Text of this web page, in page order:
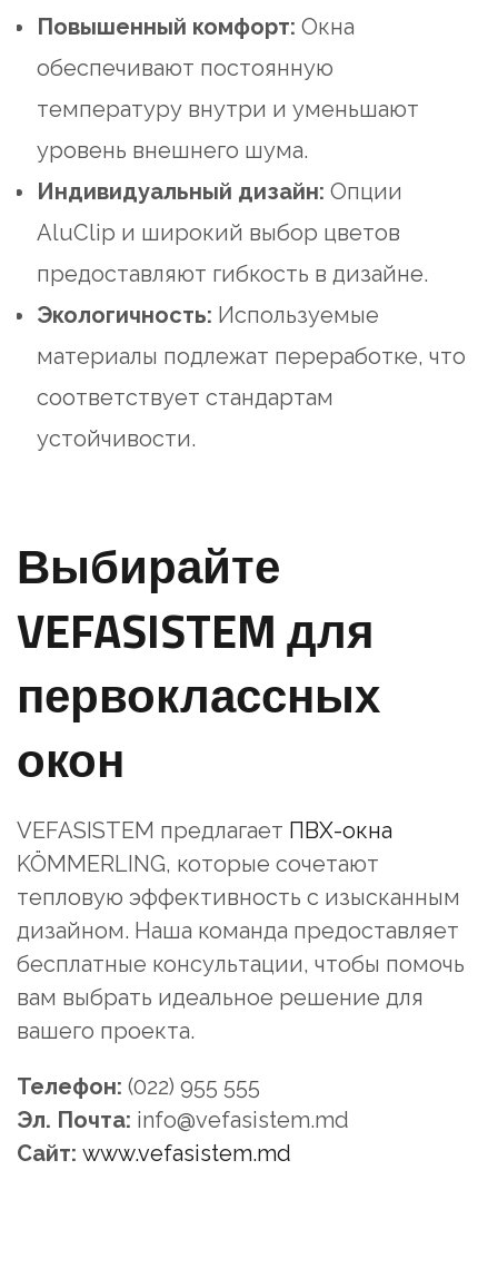
Повышенный комфорт: Окна
обеспечивают постоянную
температуру внутри и уменьшают
уровень внешнего шума.
Индивидуальный дизайн: Опции
AluClip и широкий выбор цветов
предоставляют гибкость в дизайне.
Экологичность: Используемые
материалы подлежат переработке, что
соответствует стандартам
устойчивости.
Выбирайте
VEFASISTEM для
первоклассных
окон
VEFASISTEM предлагает ПВХ-окна
KÖMMERLING, которые сочетают
тепловую эффективность с изысканным
дизайном. Наша команда предоставляет
бесплатные консультации, чтобы помочь
вам выбрать идеальное решение для
вашего проекта.
Телефон: (022) 955 555
Эл. Почта: info@vefasistem.md
Сайт: www.vefasistem.md